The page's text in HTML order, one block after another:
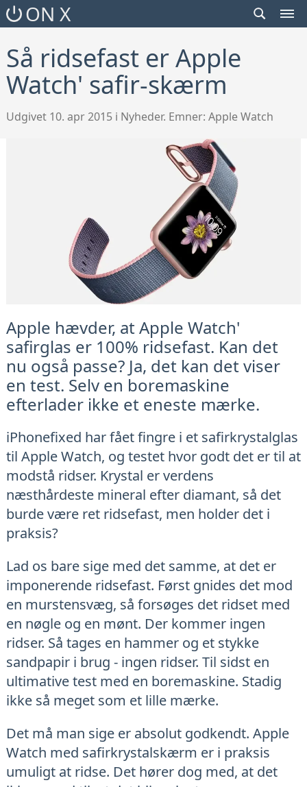
ON X
TOGGLE
Så ridsefast er Apple
Watch' safir-skærm
Udgivet 10. apr 2015 i Nyheder. Emner: Apple Watch
Apple hævder, at Apple Watch'
safirglas er 100% ridsefast. Kan det
nu også passe? Ja, det kan det viser
en test. Selv en boremaskine
efterlader ikke et eneste mærke.
iPhonefixed har fået fingre i et safirkrystalglas
til Apple Watch, og testet hvor godt det er til at
modstå ridser. Krystal er verdens
næsthårdeste mineral efter diamant, så det
burde være ret ridsefast, men holder det i
praksis?
Lad os bare sige med det samme, at det er
imponerende ridsefast. Først gnides det mod
en murstensvæg, så forsøges det ridset med
en nøgle og en mønt. Der kommer ingen
ridser. Så tages en hammer og et stykke
sandpapir i brug - ingen ridser. Til sidst en
ultimative test med en boremaskine. Stadig
ikke så meget som et lille mærke.
Det må man sige er absolut godkendt. Apple
Watch med safirkrystalskærm er i praksis
umuligt at ridse. Det hører dog med, at det